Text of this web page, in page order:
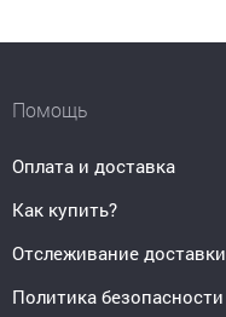
Помощь
Оплата и доставка
Как купить?
Отслеживание доставки
Политика безопасности